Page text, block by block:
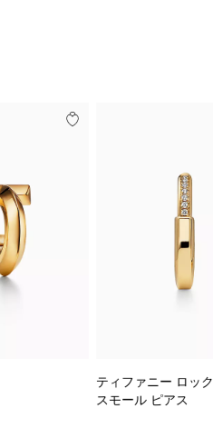
ティファニー ロック
スモール ピアス